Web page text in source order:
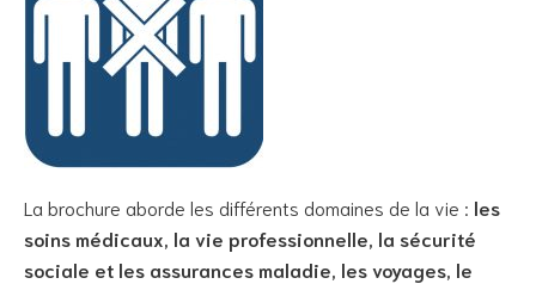
La brochure aborde les différents domaines de la vie : les
soins médicaux, la vie professionnelle, la sécurité
sociale et les assurances maladie, les voyages, le